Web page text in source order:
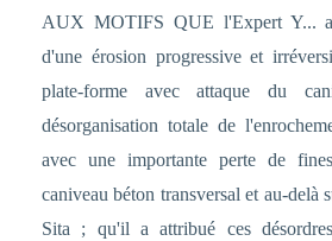
AUX MOTIFS QUE l'Expert Y... a
d'une érosion progressive et
plate-forme avec attaque du
désorganisation totale de
avec une importante perte de
caniveau béton transversal et au-delà
Sita ; qu'il a attribué ces